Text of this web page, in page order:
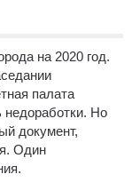
на 2020 год.
палата
недоработки. Но
документ,
Один